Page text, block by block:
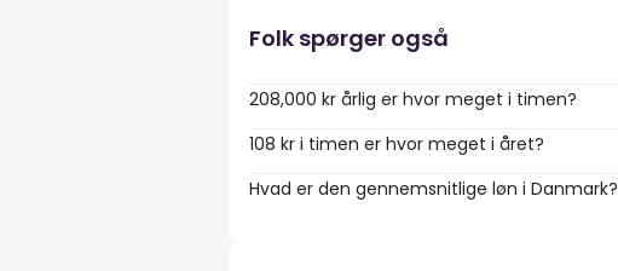
Folk spørger også
208,000 kr årlig er hvor meget i timen?
108 kr i timen er hvor meget i året?
Hvad er den gennemsnitlige løn i Danmark?